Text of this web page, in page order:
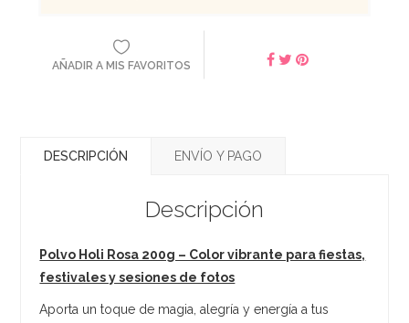
AÑADIR A MIS FAVORITOS
DESCRIPCIÓN ENVÍO Y PAGO
Descripción
Polvo Holi Rosa 200g – Color vibrante para fiestas,
festivales y sesiones de fotos
Aporta un toque de magia, alegría y energía a tus